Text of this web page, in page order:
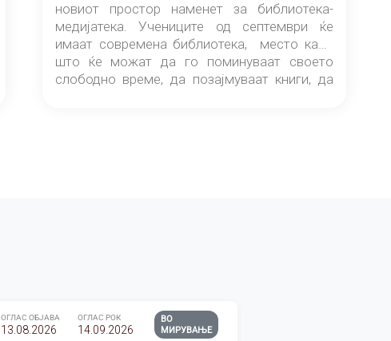
новиот простор наменет за библиотека-
медијатека. Учениците од септември ќе
имаат современа библиотека, место каде
што ќе можат да го поминуваат своето
слободно време, да позајмуваат книги, да
ОГЛАС ОБЈАВА
13.08.2026
ОГЛАС РОК
14.09.2026
ВО
МИРУВАЊЕ